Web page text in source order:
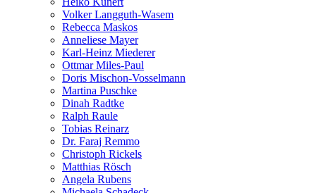
Volker Langguth-Wasem
Rebecca Maskos
Anneliese Mayer
Karl-Heinz Miederer
Ottmar Miles-Paul
Doris Mischon-Vosselmann
Martina Puschke
Dinah Radtke
Ralph Raule
Tobias Reinarz
Dr. Faraj Remmo
Christoph Rickels
Matthias Rösch
Angela Rubens